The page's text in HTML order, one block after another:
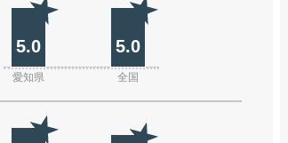
5.0 5.0
愛知県 全国